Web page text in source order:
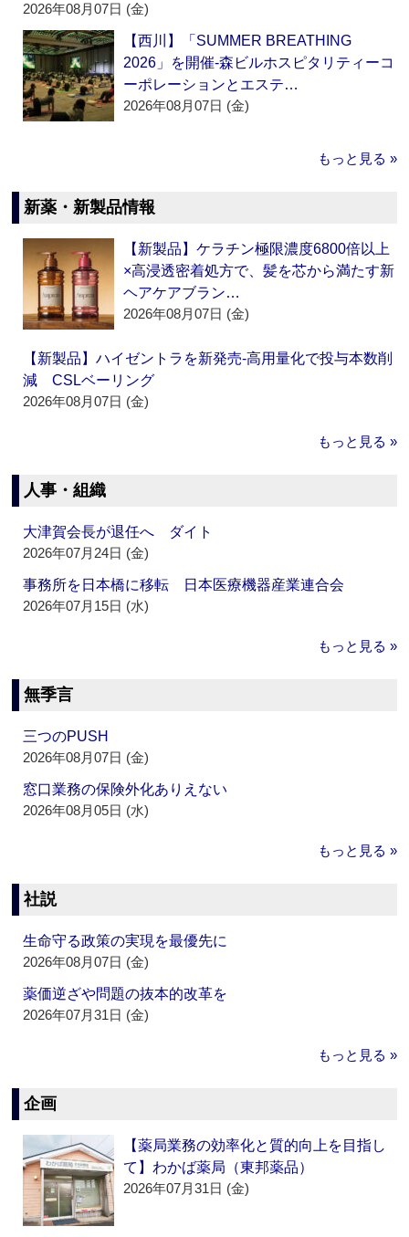
2026年08月07日 (金)
【西川】「SUMMER BREATHING
2026」を開催‐森ビルホスピタリティーコ
ーポレーションとエステ…
2026年08月07日 (金)
もっと見る »
新薬・新製品情報
【新製品】ケラチン極限濃度6800倍以上
×高浸透密着処方で、髪を芯から満たす新
ヘアケアブラン…
2026年08月07日 (金)
【新製品】ハイゼントラを新発売‐高用量化で投与本数削
減 CSLベーリング
2026年08月07日 (金)
もっと見る »
人事・組織
大津賀会長が退任へ ダイト
2026年07月24日 (金)
事務所を日本橋に移転 日本医療機器産業連合会
2026年07月15日 (水)
もっと見る »
無季言
三つのPUSH
2026年08月07日 (金)
窓口業務の保険外化ありえない
2026年08月05日 (水)
もっと見る »
社説
生命守る政策の実現を最優先に
2026年08月07日 (金)
薬価逆ざや問題の抜本的改革を
2026年07月31日 (金)
もっと見る »
企画
【薬局業務の効率化と質的向上を目指し
て】わかば薬局（東邦薬品）
2026年07月31日 (金)